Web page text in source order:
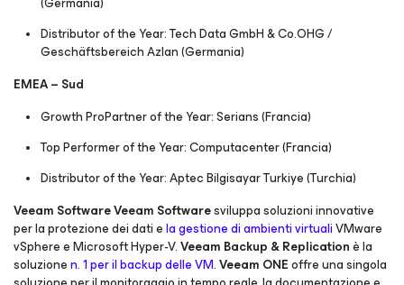
Distributor of the Year: Tech Data GmbH & Co.OHG /
Geschäftsbereich Azlan (Germania)
EMEA – Sud
Growth ProPartner of the Year: Serians (Francia)
Top Performer of the Year: Computacenter (Francia)
Distributor of the Year: Aptec Bilgisayar Turkiye (Turchia)
Veeam SoftwareVeeam Softwaresviluppa soluzioni innovative
per la protezione dei dati ela gestione di ambienti virtualiVMware
vSphere e Microsoft Hyper-V.Veeam Backup & Replicationè la
soluzionen. 1 per il backup delle VM.Veeam ONEoffre una singola